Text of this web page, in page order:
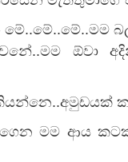
ඕවා
මම ආය